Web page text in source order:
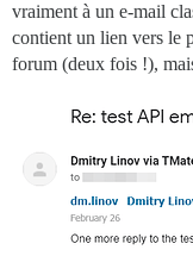
vraiment à un e-mail
contient un lien vers le
forum (deux fois !),